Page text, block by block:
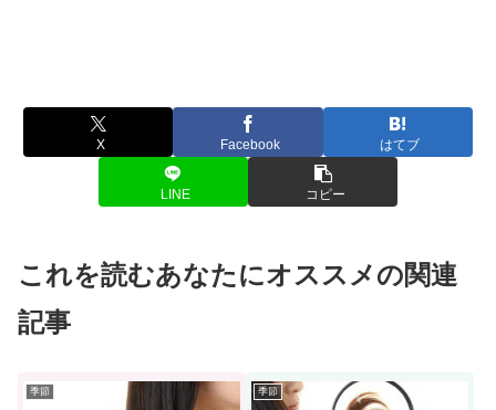
X Facebook はてブ
LINE コピー
これを読むあなたにオススメの関連
記事
季節 季節